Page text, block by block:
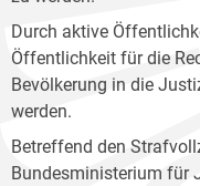
Durch aktive
Öffentlichkeit für die
Bevölkerung in die
werden.
Betreffend den
Bundesministerium für